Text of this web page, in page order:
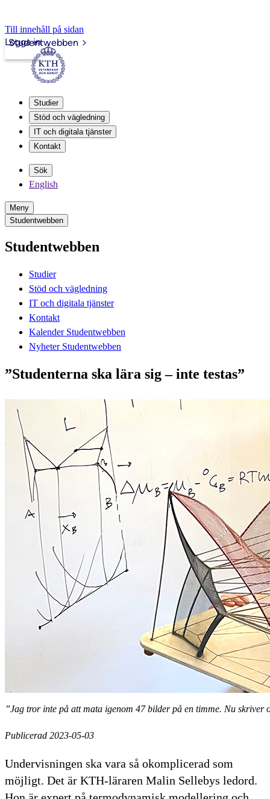
Till innehåll på sidan
Studentwebben
Logga in
Studier
Stöd och vägledning
IT och digitala tjänster
Kontakt
Sök
English
Meny
Studentwebben
Studentwebben
Studier
Stöd och vägledning
IT och digitala tjänster
Kontakt
Kalender Studentwebben
Nyheter Studentwebben
”Studenterna ska lära sig – inte testas”
”Jag tror inte på att mata igenom 47 bilder på en timme. Nu
Publicerad 2023-05-03
Undervisningen ska vara så okomplicerad som
möjligt. Det är KTH-läraren Malin Sellebys ledord.